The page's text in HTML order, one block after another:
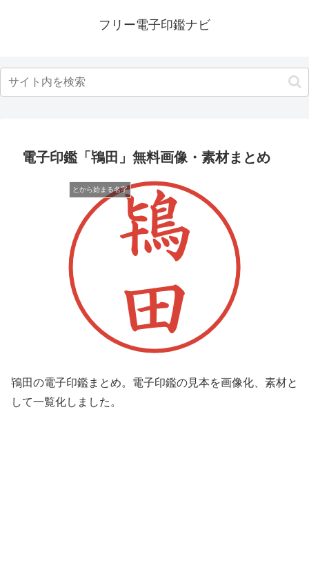
フリー電子印鑑ナビ
電子印鑑「鴇田」無料画像・素材まとめ
とから始まる名字
鴇田の電子印鑑まとめ。電子印鑑の見本を画像化、素材と
して一覧化しました。